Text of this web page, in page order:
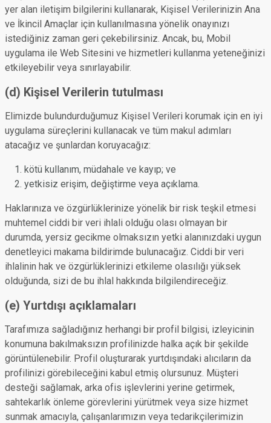
yer alan iletişim bilgilerini kullanarak, Kişisel Verilerinizin Ana
ve İkincil Amaçlar için kullanılmasına yönelik onayınızı
istediğiniz zaman geri çekebilirsiniz. Ancak, bu, Mobil
uygulama ile Web Sitesini ve hizmetleri kullanma yeteneğinizi
etkileyebilir veya sınırlayabilir.
(d) Kişisel Verilerin tutulması
Elimizde bulundurduğumuz Kişisel Verileri korumak için en iyi
uygulama süreçlerini kullanacak ve tüm makul adımları
atacağız ve şunlardan koruyacağız:
kötü kullanım, müdahale ve kayıp; ve
yetkisiz erişim, değiştirme veya açıklama.
Haklarınıza ve özgürlüklerinize yönelik bir risk teşkil etmesi
muhtemel ciddi bir veri ihlali olduğu olası olmayan bir
durumda, yersiz gecikme olmaksızın yetki alanınızdaki uygun
denetleyici makama bildirimde bulunacağız. Ciddi bir veri
ihlalinin hak ve özgürlüklerinizi etkileme olasılığı yüksek
olduğunda, sizi de bu ihlal hakkında bilgilendireceğiz.
(e) Yurtdışı açıklamaları
Tarafımıza sağladığınız herhangi bir profil bilgisi, izleyicinin
konumuna bakılmaksızın profilinizde halka açık bir şekilde
görüntülenebilir. Profil oluşturarak yurtdışındaki alıcıların da
profilinizi görebileceğini kabul etmiş olursunuz. Müşteri
desteği sağlamak, arka ofis işlevlerini yerine getirmek,
sahtekarlık önleme görevlerini yürütmek veya size hizmet
sunmak amacıyla, çalışanlarımızın veya tedarikçilerimizin